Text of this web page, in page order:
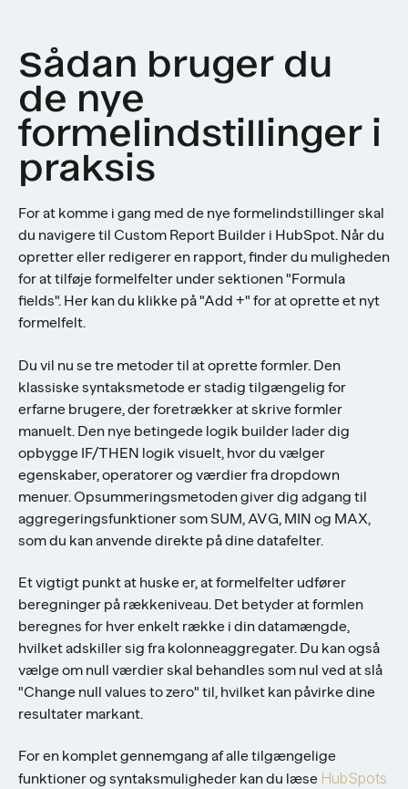
Sådan bruger du
de nye
formelindstillinger i
praksis
For at komme i gang med de nye formelindstillinger skal
du navigere til Custom Report Builder i HubSpot. Når du
opretter eller redigerer en rapport, finder du muligheden
for at tilføje formelfelter under sektionen "Formula
fields". Her kan du klikke på "Add +" for at oprette et nyt
formelfelt.
Du vil nu se tre metoder til at oprette formler. Den
klassiske syntaksmetode er stadig tilgængelig for
erfarne brugere, der foretrækker at skrive formler
manuelt. Den nye betingede logik builder lader dig
opbygge IF/THEN logik visuelt, hvor du vælger
egenskaber, operatorer og værdier fra dropdown
menuer. Opsummeringsmetoden giver dig adgang til
aggregeringsfunktioner som SUM, AVG, MIN og MAX,
som du kan anvende direkte på dine datafelter.
Et vigtigt punkt at huske er, at formelfelter udfører
beregninger på rækkeniveau. Det betyder at formlen
beregnes for hver enkelt række i din datamængde,
hvilket adskiller sig fra kolonneaggregater. Du kan også
vælge om null værdier skal behandles som nul ved at slå
"Change null values to zero" til, hvilket kan påvirke dine
resultater markant.
For en komplet gennemgang af alle tilgængelige
funktioner og syntaksmuligheder kan du læse HubSpots